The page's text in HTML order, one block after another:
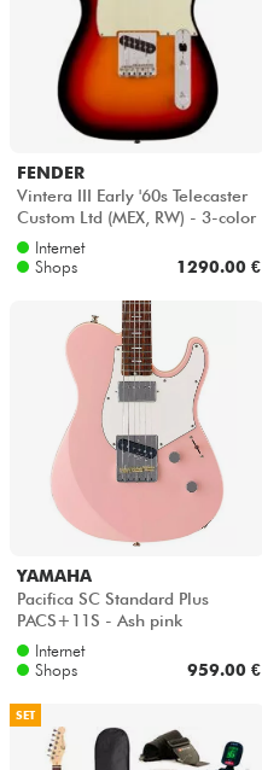
FENDER
Vintera III Early '60s Telecaster
Custom Ltd (MEX, RW) - 3-color
sunburst
Internet
Shops
1290.00 €
YAMAHA
Pacifica SC Standard Plus
PACS+11S - Ash pink
Internet
Shops
959.00 €
SET